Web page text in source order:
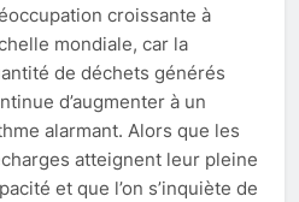
croissante à
mondiale, car la
de déchets générés
d’augmenter à un
alarmant. Alors que les
atteignent leur pleine
et que l’on s’inquiète de